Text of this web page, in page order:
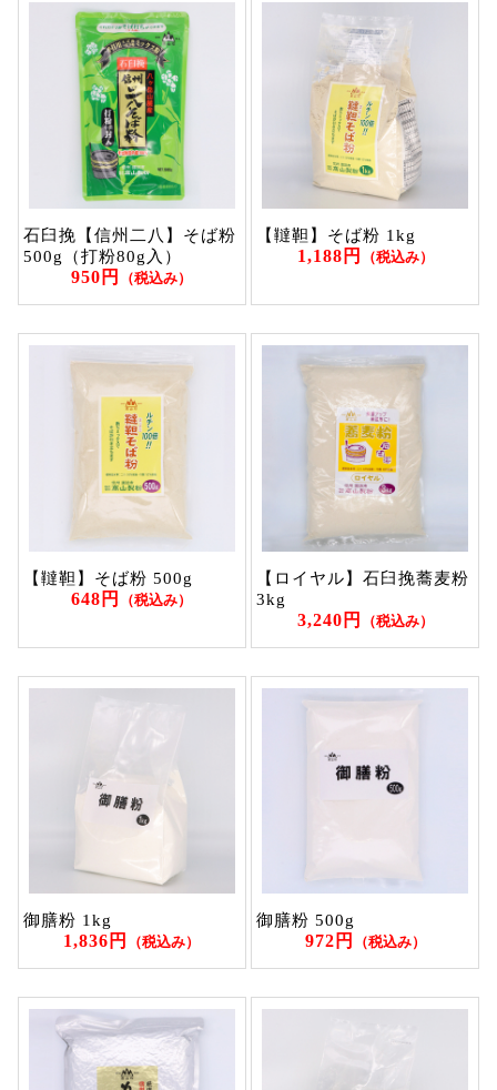
石臼挽【信州二八】そば粉
500g（打粉80g入）
950円 （税込み）
【韃靼】そば粉 1kg
1,188円 （税込み）
【韃靼】そば粉 500g
648円 （税込み）
【ロイヤル】石臼挽蕎麦粉
3kg
3,240円 （税込み）
御膳粉 1kg
1,836円 （税込み）
御膳粉 500g
972円 （税込み）